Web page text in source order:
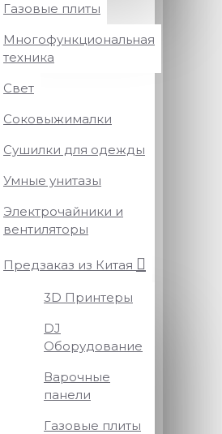
Газовые плиты
Многофункциональная
техника
Свет
Соковыжималки
Сушилки для одежды
Умные унитазы
Электрочайники и
вентиляторы
Предзаказ из Китая
3D Принтеры
DJ
Оборудование
Варочные
панели
Газовые плиты